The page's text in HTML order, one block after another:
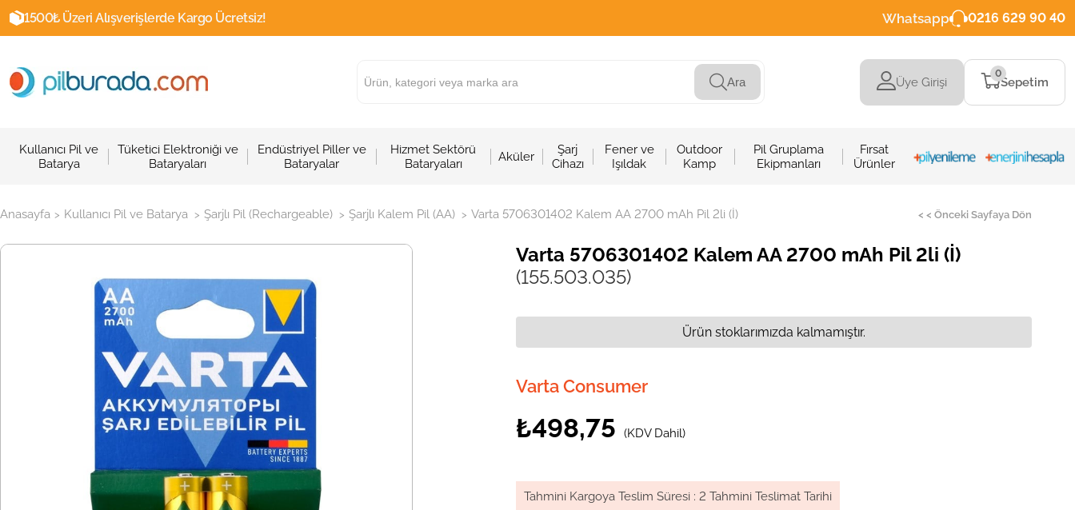
1500₺ Üzeri Alışverişlerde Kargo Ücretsiz! Whatsapp 0216 629 90 40
Ara Üye Girişi Sepetim
0
Kullanıcı Pil ve
Batarya
Tüketici Elektroniği ve
Bataryaları
Endüstriyel Piller ve
Bataryalar
Hizmet Sektörü
Bataryaları
Aküler
Şarj
Cihazı
Fener ve
Işıldak
Outdoor
Kamp
Pil Gruplama
Ekipmanları
Fırsat
Ürünler
Anasayfa > Kullanıcı Pil ve Batarya > Şarjlı Pil (Rechargeable) > Şarjlı Kalem Pil (AA) > Varta 5706301402 Kalem AA 2700 mAh Pil 2li (İ) < < Önceki Sayfaya Dön
Varta 5706301402 Kalem AA 2700 mAh Pil 2li (İ)
(155.503.035)
Varta Consumer
₺498,75 (KDV Dahil)
Tahmini Kargoya Teslim Süresi : 2 Tahmini Teslimat Tarihi
Ürün stoklarımızda kalmamıştır.